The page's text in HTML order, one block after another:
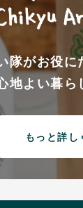
隊がお役に
地よい暮ら
もっと詳し